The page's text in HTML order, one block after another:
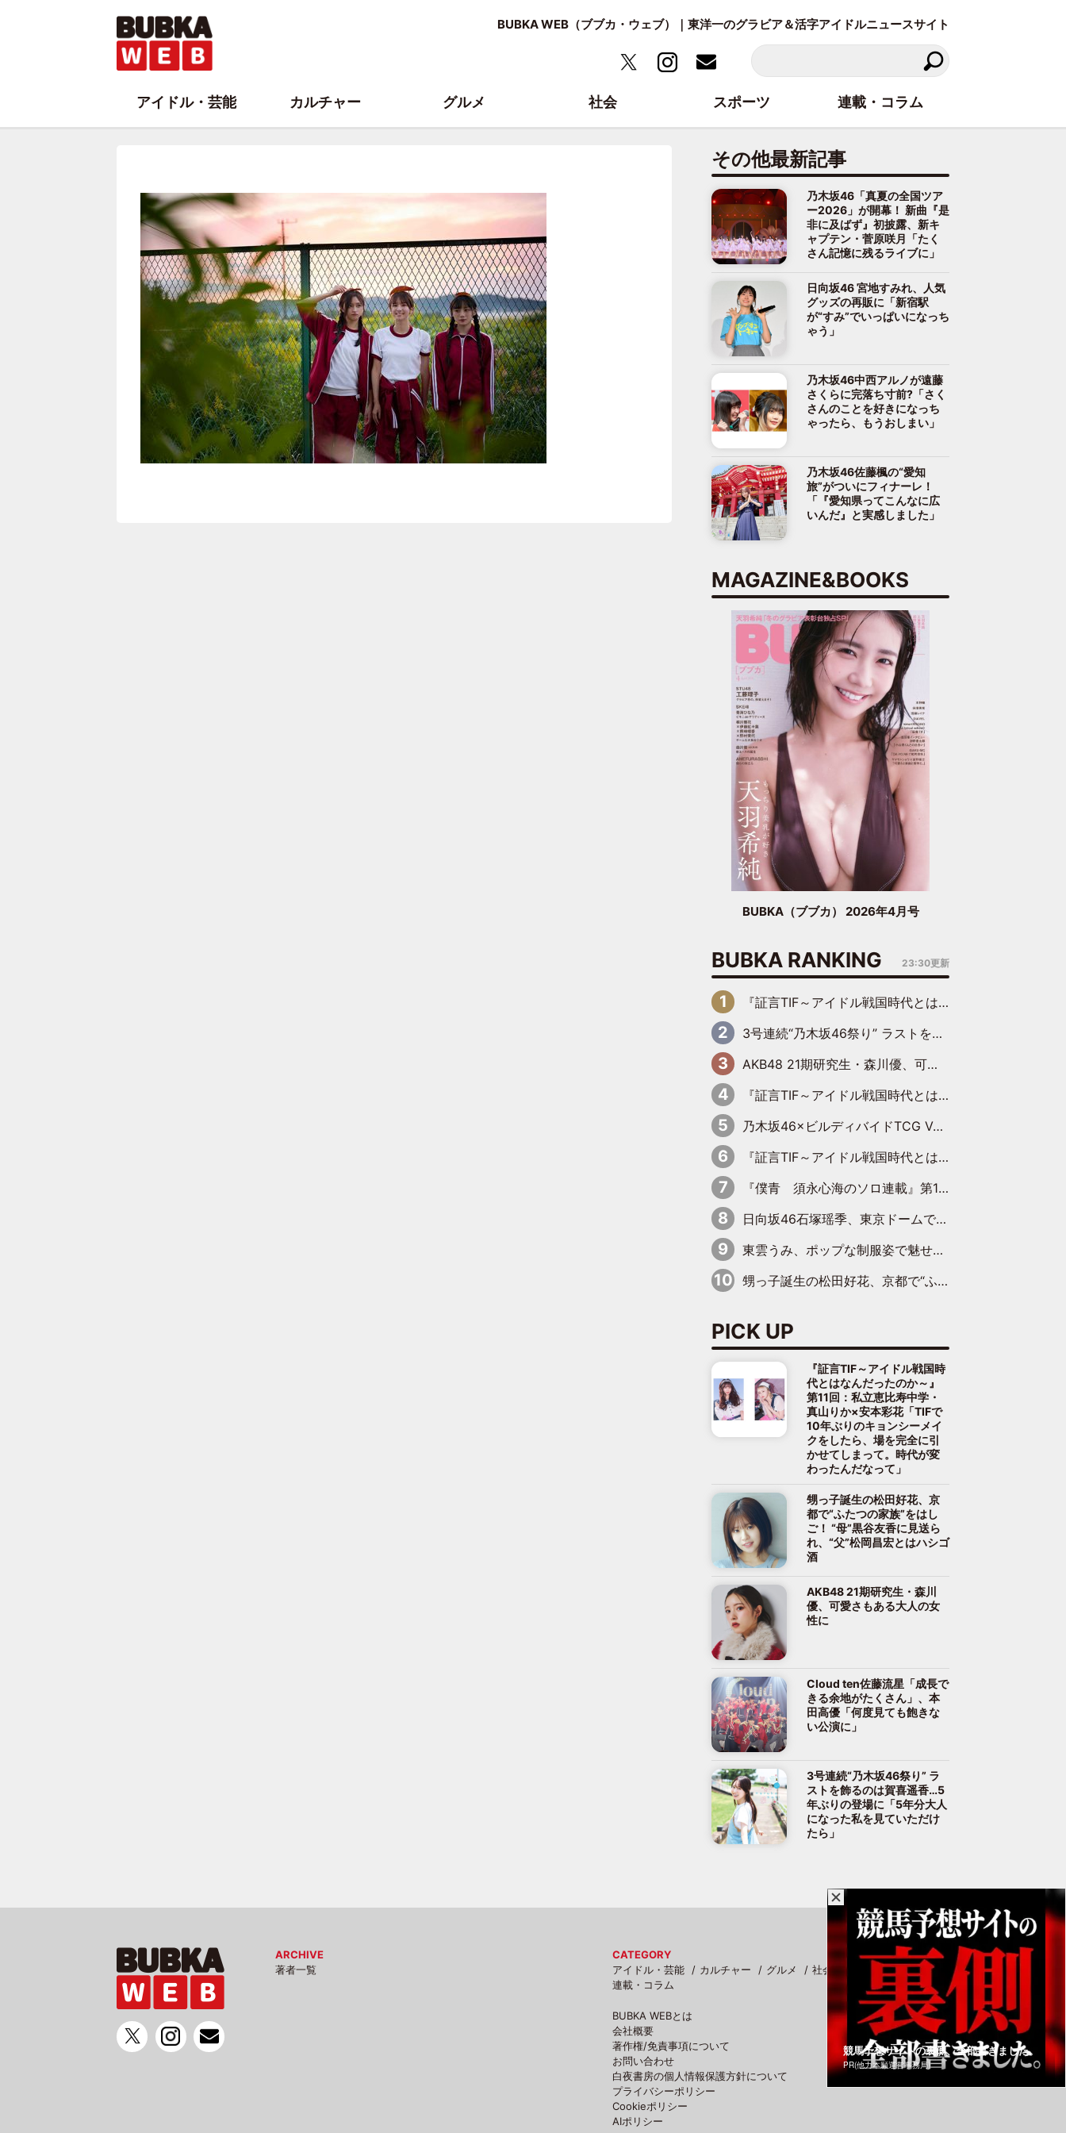
BUBKA WEB（ブブカ・ウェブ）｜東洋一のグラビア＆活字アイドルニュースサイト
その他最新記事
乃木坂46「真夏の全国ツア
ー2026」が開幕！ 新曲『是
非に及ばず』初披露、新キ
ャプテン・菅原咲月「たく
さん記憶に残るライブに」
日向坂46 宮地すみれ、人気
グッズの再販に「新宿駅
が“すみ”でいっぱいになっち
ゃう」
乃木坂46中西アルノが遠藤
さくらに完落ち寸前?「さく
さんのことを好きになっち
ゃったら、もうおしまい」
乃木坂46佐藤楓の“愛知
旅”がついにフィナーレ！
「『愛知県ってこんなに広
いんだ』と実感しました」
MAGAZINE&BOOKS
BUBKA（ブブカ） 2026年4月号
BUBKA RANKING 23:30更新
『証言TIF～アイドル戦国時代とはなんだったのか～』第6回：でんぱ組.inc・古川未鈴×相沢梨紗「『ハロプロやりたかったな』って言ったら、夢眠ねむさんに『てめえはでんぱ組．incなんだよ！』って肩パンされて(笑)」
3号連続“乃木坂46祭り” ラストを飾るのは賀喜遥香…5年ぶりの登場に「5年分大人になった私を見ていただけたら」
AKB48 21期研究生・森川優、可愛さもある大人の女性に
『証言TIF～アイドル戦国時代とはなんだったのか～』第10回：さくら学院・武藤彩未×飯田らうら「正直、中3で辞めるというのを信じてなくて。そう言われてはいたけど、嘘でしょって」
乃木坂46×ビルディバイドTCG Vol.2公開 賀喜遥香＆田村真佑が『京まふ』ステージに登壇
『証言TIF～アイドル戦国時代とはなんだったのか～』第11回：私立恵比寿中学・真山りか×安本彩花「TIFで10年ぶりのキョンシーメイクをしたら、場を完全に引かせてしまって。時代が変わったんだなって」
『僕青 須永心海のソロ連載』第18回：「バーゲンセールハンターみうな inしまむら」編
日向坂46石塚瑶季、東京ドームで“観戦バレ”！ ナイツ・塙も認めた「巨人に詳しすぎるアイドル」は元VENUSスクール生で杉内コーチ推し⁉
東雲うみ、ポップな制服姿で魅せる“東雲グリーン”の正体
甥っ子誕生の松田好花、京都で“ふたつの家族”をはしご！ “母”黒谷友香に見送られ、“父”松岡昌宏とはハシゴ酒
PICK UP
『証言TIF～アイドル戦国時
代とはなんだったのか～』
第11回：私立恵比寿中学・
真山りか×安本彩花「TIFで
10年ぶりのキョンシーメイ
クをしたら、場を完全に引
かせてしまって。時代が変
わったんだなって」
甥っ子誕生の松田好花、京
都で“ふたつの家族”をはし
ご！ “母”黒谷友香に見送ら
れ、“父”松岡昌宏とはハシゴ
酒
AKB48 21期研究生・森川
優、可愛さもある大人の女
性に
Cloud ten佐藤流星「成長で
きる余地がたくさん」、本
田高優「何度見ても飽きな
い公演に」
3号連続“乃木坂46祭り” ラ
ストを飾るのは賀喜遥香…5
年ぶりの登場に「5年分大人
になった私を見ていただけ
たら」
ARCHIVE
著者一覧
CATEGORY
アイドル・芸能
カルチャー グルメ 社会
スポーツ
連載・コラム
BUBKA WEBとは
会社概要
著作権/免責事項について
お問い合わせ
白夜書房の個人情報保護方針について
プライバシーポリシー
Cookieポリシー
AIポリシー
アイドル・芸能 カルチャー グルメ 社会 スポーツ 連載・コラム
競馬予想サイトの裏側、全部書きました。
PR(他力本願運営事務局)